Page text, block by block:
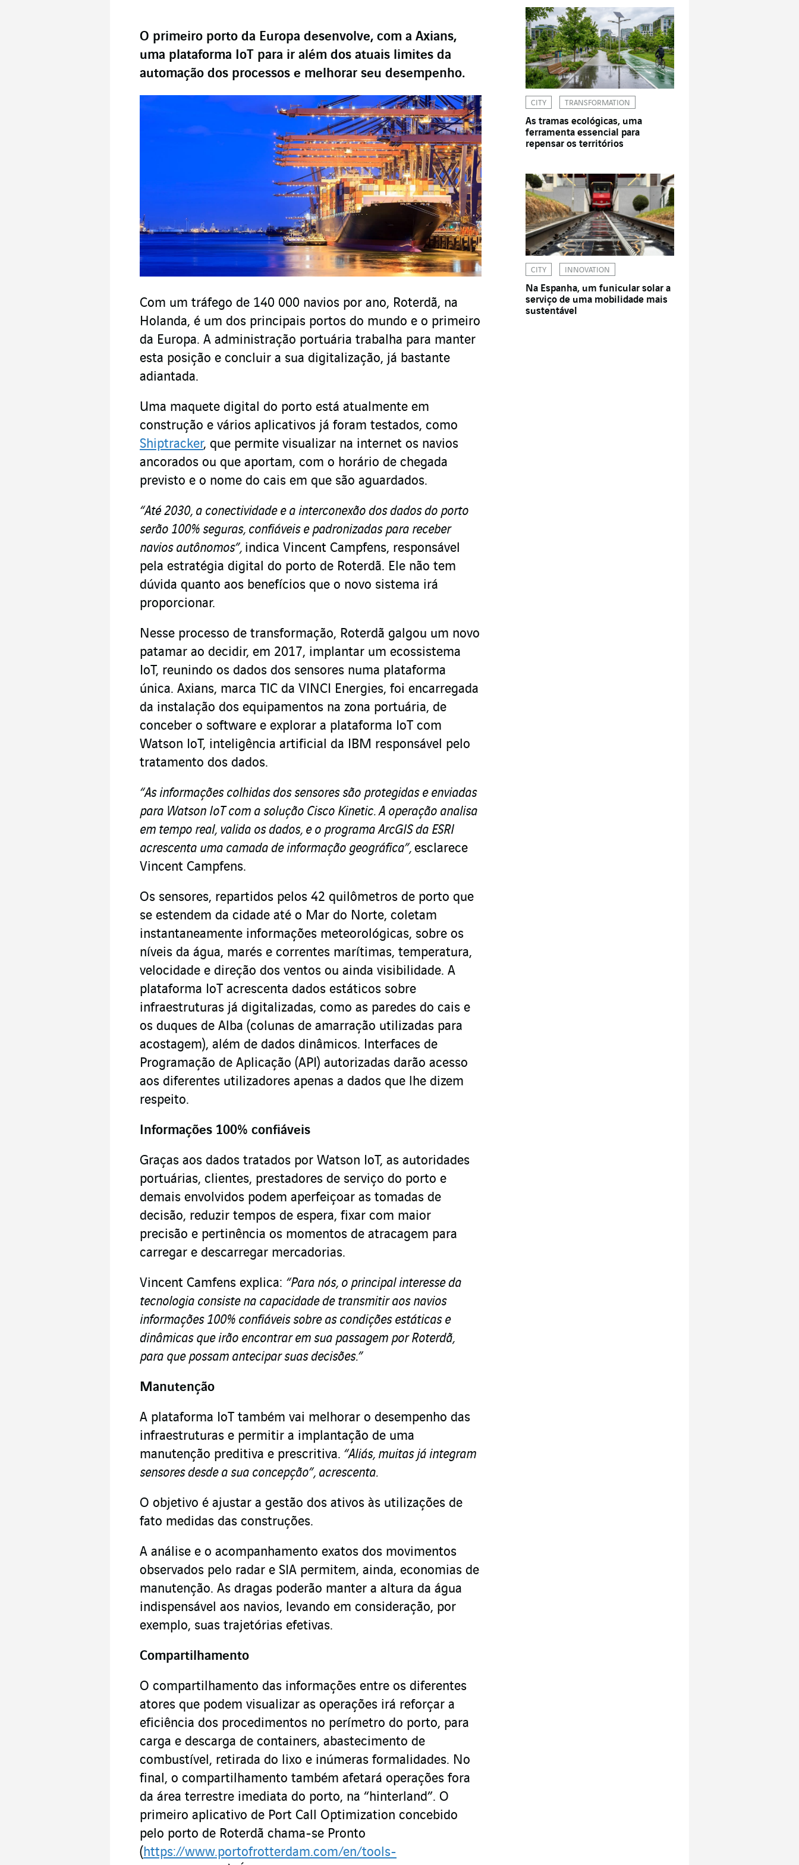
O primeiro porto da Europa desenvolve, com a Axians,
uma plataforma IoT para ir além dos atuais limites da
automação dos processos e melhorar seu desempenho.
Com um tráfego de 140 000 navios por ano, Roterdã, na
Holanda, é um dos principais portos do mundo e o primeiro
da Europa. A administração portuária trabalha para manter
esta posição e concluir a sua digitalização, já bastante
adiantada.
Uma maquete digital do porto está atualmente em
construção e vários aplicativos já foram testados, como
Shiptracker, que permite visualizar na internet os navios
ancorados ou que aportam, com o horário de chegada
previsto e o nome do cais em que são aguardados.
“Até 2030, a conectividade e a interconexão dos dados do porto
serão 100% seguras, confiáveis e padronizadas para receber
navios autônomos”, indica Vincent Campfens, responsável
pela estratégia digital do porto de Roterdã. Ele não tem
dúvida quanto aos benefícios que o novo sistema irá
proporcionar.
Nesse processo de transformação, Roterdã galgou um novo
patamar ao decidir, em 2017, implantar um ecossistema
IoT, reunindo os dados dos sensores numa plataforma
única. Axians, marca TIC da VINCI Energies, foi encarregada
da instalação dos equipamentos na zona portuária, de
conceber o software e explorar a plataforma IoT com
Watson IoT, inteligência artificial da IBM responsável pelo
tratamento dos dados.
“As informações colhidas dos sensores são protegidas e enviadas
para Watson IoT com a solução Cisco Kinetic. A operação analisa
em tempo real, valida os dados, e o programa ArcGIS da ESRI
acrescenta uma camada de informação geográfica”, esclarece
Vincent Campfens.
Os sensores, repartidos pelos 42 quilômetros de porto que
se estendem da cidade até o Mar do Norte, coletam
instantaneamente informações meteorológicas, sobre os
níveis da água, marés e correntes marítimas, temperatura,
velocidade e direção dos ventos ou ainda visibilidade. A
plataforma IoT acrescenta dados estáticos sobre
infraestruturas já digitalizadas, como as paredes do cais e
os duques de Alba (colunas de amarração utilizadas para
acostagem), além de dados dinâmicos. Interfaces de
Programação de Aplicação (API) autorizadas darão acesso
aos diferentes utilizadores apenas a dados que lhe dizem
respeito.
Informações 100% confiáveis
Graças aos dados tratados por Watson IoT, as autoridades
portuárias, clientes, prestadores de serviço do porto e
demais envolvidos podem aperfeiçoar as tomadas de
decisão, reduzir tempos de espera, fixar com maior
precisão e pertinência os momentos de atracagem para
carregar e descarregar mercadorias.
Vincent Camfens explica: “Para nós, o principal interesse da
tecnologia consiste na capacidade de transmitir aos navios
informações 100% confiáveis sobre as condições estáticas e
dinâmicas que irão encontrar em sua passagem por Roterdã,
para que possam antecipar suas decisões.”
Manutenção
A plataforma IoT também vai melhorar o desempenho das
infraestruturas e permitir a implantação de uma
manutenção preditiva e prescritiva. “Aliás, muitas já integram
sensores desde a sua concepção”, acrescenta.
O objetivo é ajustar a gestão dos ativos às utilizações de
fato medidas das construções.
A análise e o acompanhamento exatos dos movimentos
observados pelo radar e SIA permitem, ainda, economias de
manutenção. As dragas poderão manter a altura da água
indispensável aos navios, levando em consideração, por
exemplo, suas trajetórias efetivas.
Compartilhamento
O compartilhamento das informações entre os diferentes
atores que podem visualizar as operações irá reforçar a
eficiência dos procedimentos no perímetro do porto, para
carga e descarga de containers, abastecimento de
combustível, retirada do lixo e inúmeras formalidades. No
final, o compartilhamento também afetará operações fora
da área terrestre imediata do porto, na “hinterland”. O
primeiro aplicativo de Port Call Optimization concebido
pelo porto de Roterdã chama-se Pronto
(https://www.portofrotterdam.com/en/tools-
CITY TRANSFORMATION
As tramas ecológicas, uma
ferramenta essencial para
repensar os territórios
CITY INNOVATION
Na Espanha, um funicular solar a
serviço de uma mobilidade mais
sustentável